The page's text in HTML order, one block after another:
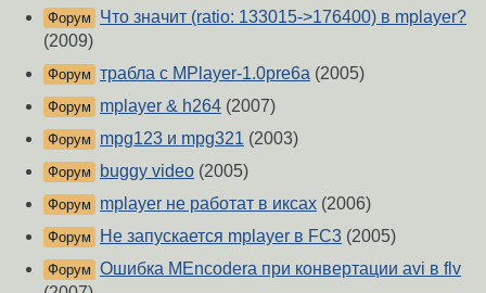
Форум
Что значит (ratio: 133015->176400) в mplayer?
(2009)
Форум трабла с MPlayer-1.0pre6a (2005)
Форум mplayer & h264 (2007)
Форум mpg123 и mpg321 (2003)
Форум buggy video (2005)
Форум mplayer не работат в иксах (2006)
Форум Не запускается mplayer в FC3 (2005)
Форум Ошибка MEncodera при конвертации avi в flv